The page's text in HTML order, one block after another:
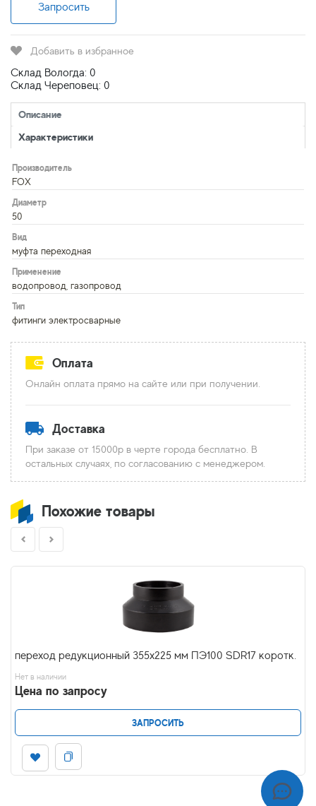
Запросить
Добавить в избранное
Склад Вологда: 0
Склад Череповец: 0
Описание
Характеристики
Производитель
FOX
Диаметр
50
Вид
муфта переходная
Применение
водопровод, газопровод
Тип
фитинги электросварные
Оплата
Онлайн оплата прямо на сайте или при получении.
Доставка
При заказе от 15000р в черте города бесплатно. В
остальных случаях, по согласованию с менеджером.
Похожие товары
переход редукционный 355х225 мм ПЭ100 SDR17 коротк.
Нет в наличии
Цена по запросу
ЗАПРОСИТЬ